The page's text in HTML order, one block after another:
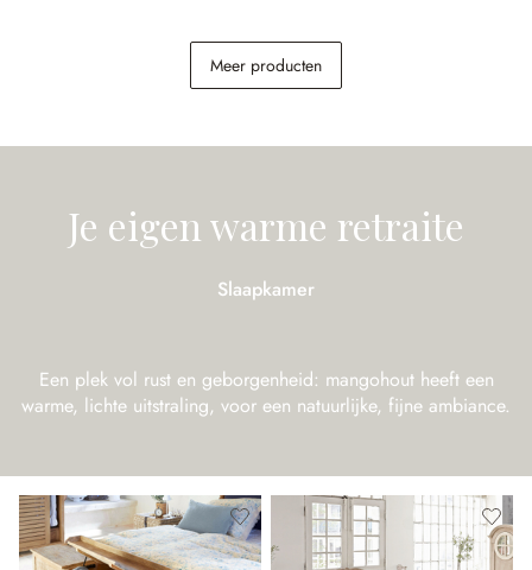
€ 798,00
Meer producten
Je eigen warme retraite
Slaapkamer
Een plek vol rust en geborgenheid: mangohout heeft een
warme, lichte uitstraling, voor een natuurlijke, fijne ambiance.